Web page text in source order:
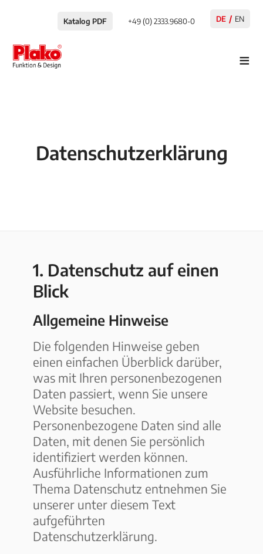
Katalog PDF +49 (0) 2333.9680-0 DE EN
≡
Datenschutzerklärung
1. Datenschutz auf einen
Blick
Allgemeine Hinweise
Die folgenden Hinweise geben
einen einfachen Überblick darüber,
was mit Ihren personenbezogenen
Daten passiert, wenn Sie unsere
Website besuchen.
Personenbezogene Daten sind alle
Daten, mit denen Sie persönlich
identifiziert werden können.
Ausführliche Informationen zum
Thema Datenschutz entnehmen Sie
unserer unter diesem Text
aufgeführten
Datenschutzerklärung.